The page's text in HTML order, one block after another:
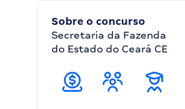
Sobre o concurso
Secretaria da Fazenda
do Estado do Ceará CE